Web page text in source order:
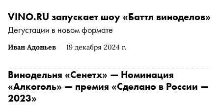
Иван Адоньев 19 декабря 2024 г.
VINO.RU запускает шоу «Баттл виноделов»
Дегустации в новом формате
Винодельня «Сенетх» — Номинация
«Алкоголь» — премия «Сделано в России —
2023»